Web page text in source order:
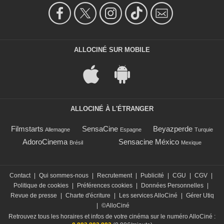
ALLOCINÉ SUR MOBILE
ALLOCINÉ À L'ÉTRANGER
Filmstarts Allemagne SensaCine Espagne Beyazperde Turquie
AdoroCinema Brésil Sensacine México Mexique
Contact Qui sommes-nous Recrutement Publicité CGU CGV
Politique de cookies
Préférences cookies Données Personnelles
Revue de presse
Charte d'écriture Les services AlloCiné
Gérer Utiq
©AlloCiné
Retrouvez tous les horaires et infos de votre cinéma sur le numéro AlloCiné :